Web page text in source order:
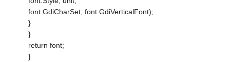
font.GdiCharSet, font.GdiVerticalFont);
}
}
return font;
}